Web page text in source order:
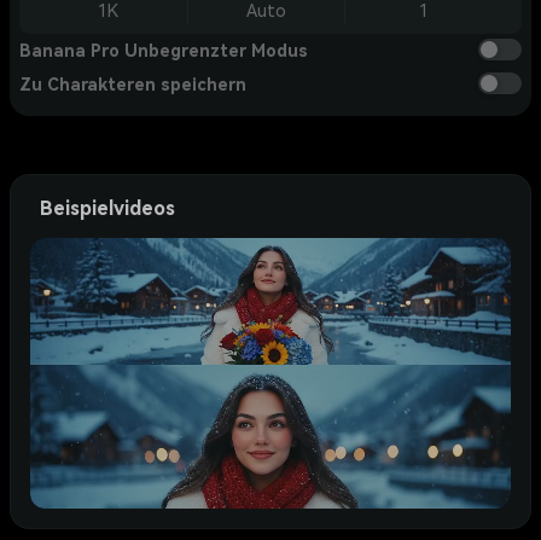
1K Auto 1
Banana Pro Unbegrenzter Modus
Zu Charakteren speichern
Beispielvideos